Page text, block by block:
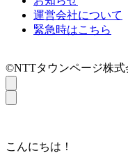
運営会社について
緊急時はこちら
©NTTタウンページ株式
こんにちは！